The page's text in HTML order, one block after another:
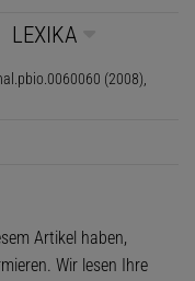
LEXIKA
(2008),
Artikel haben,
Wir lesen Ihre